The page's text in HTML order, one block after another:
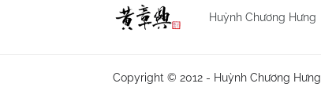
Huỳnh Chương Hưng
Copyright © 2012 - Huỳnh Chương Hưng